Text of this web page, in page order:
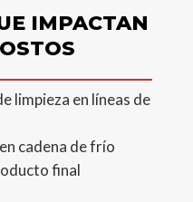
IMPACTAN
limpieza en líneas de
cadena de frío
final